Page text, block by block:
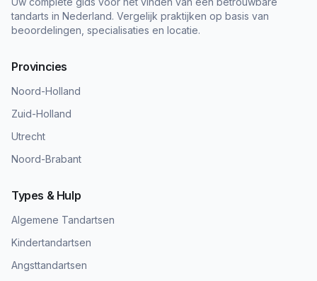
tandarts in Nederland. Vergelijk praktijken op basis van
beoordelingen, specialisaties en locatie.
Provincies
Noord-Holland
Zuid-Holland
Utrecht
Noord-Brabant
Types & Hulp
Algemene Tandartsen
Kindertandartsen
Angsttandartsen